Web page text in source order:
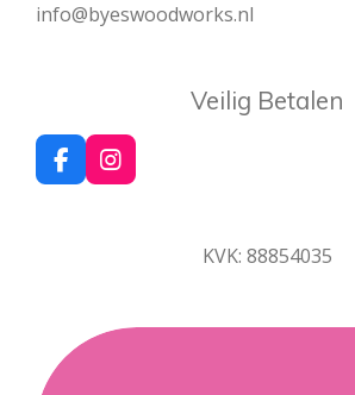
info@byeswoodworks.nl
Veilig Betalen
F
a
I
n
a
KVK: 88854035